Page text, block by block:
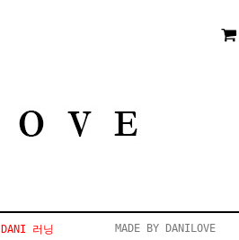
DANI 러닝 MADE BY DANILOVE